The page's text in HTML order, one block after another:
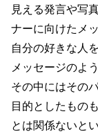
見える発言や写
ナーに向けたメ
自分の好きな人
メッセージのよ
その中にはその
目的としたもの
とは関係ないと